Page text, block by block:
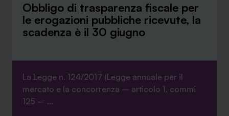
info@safinance.it
Obbligo di trasparenza fiscale per
le erogazioni pubbliche ricevute, la
scadenza è il 30 giugno
La Legge n. 124/2017 (Legge annuale per il
mercato e la concorrenza – articolo 1, commi
125 – ...